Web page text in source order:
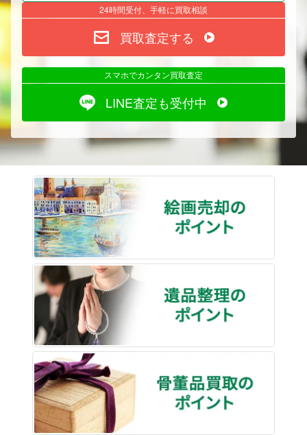
24時間受付、手軽に買取相談
買取査定する
スマホでカンタン買取査定
LINE査定も受付中